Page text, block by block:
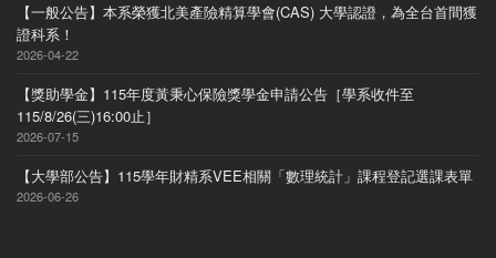
【一般公告】本系榮獲北美產險精算學會(CAS) 大學認證，為全台首間獲
證科系！
2026-04-22
【獎助學金】115年度黃秉心保險獎學金申請公告［學系收件至
115/8/26(三)16:00止］
2026-07-15
【大學部公告】115學年財精系VEE相關「數理統計」課程登記選課表單
2026-06-26